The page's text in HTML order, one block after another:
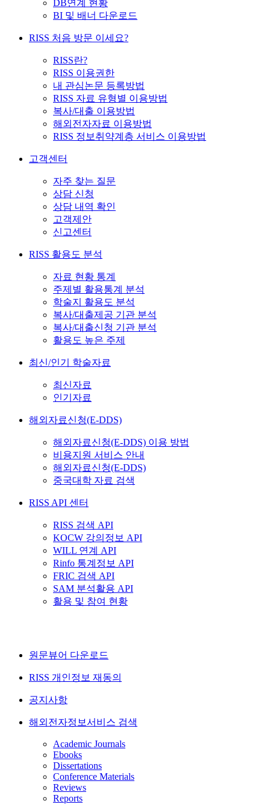
DB연계 현황
BI 및 배너 다운로드
RISS 처음 방문 이세요?
RISS란?
RISS 이용권한
내 관심논문 등록방법
RISS 자료 유형별 이용방법
복사/대출 이용방법
해외전자자료 이용방법
RISS 정보취약계층 서비스 이용방법
고객센터
자주 찾는 질문
상담 신청
상담 내역 확인
고객제안
신고센터
RISS 활용도 분석
자료 현황 통계
주제별 활용통계 분석
학술지 활용도 분석
복사/대출제공 기관 분석
복사/대출신청 기관 분석
활용도 높은 주제
최신/인기 학술자료
최신자료
인기자료
해외자료신청(E-DDS)
해외자료신청(E-DDS) 이용 방법
비용지원 서비스 안내
해외자료신청(E-DDS)
중국대학 자료 검색
RISS API 센터
RISS 검색 API
KOCW 강의정보 API
WILL 연계 API
Rinfo 통계정보 API
FRIC 검색 API
SAM 분석활용 API
활용 및 참여 현황
원문뷰어 다운로드
RISS 개인정보 재동의
공지사항
해외전자정보서비스 검색
Academic Journals
Ebooks
Dissertations
Conference Materials
Reviews
Reports